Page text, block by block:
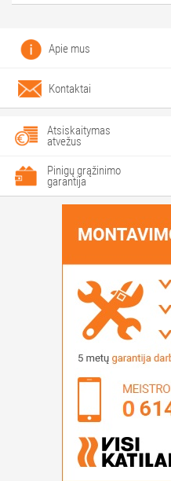
Apie mus
Kontaktai
Atsiskaitymas
atvežus
Pinigų grąžinimo
garantija